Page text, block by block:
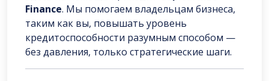
Finance. Мы помогаем владельцам бизнеса,
таким как вы, повышать уровень
кредитоспособности разумным способом —
без давления, только стратегические шаги.